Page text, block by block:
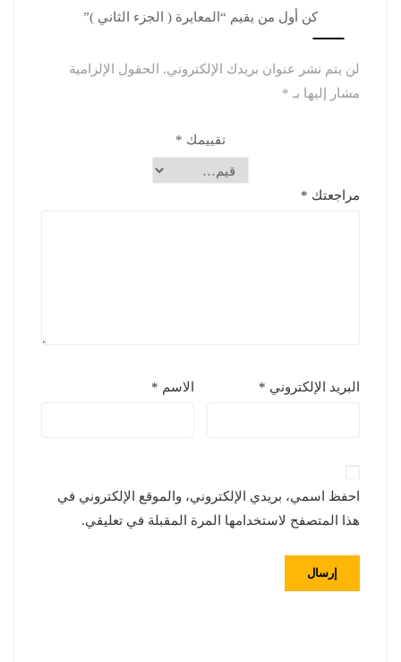
كن أول من يقيم “المعايرة ( الجزء الثاني )”
لن يتم نشر عنوان بريدك الإلكتروني.
الحقول الإلزامية
مشار إليها بـ *
تقييمك *
مراجعتك *
الاسم * البريد الإلكتروني *
احفظ اسمي، بريدي الإلكتروني، والموقع الإلكتروني في
هذا المتصفح لاستخدامها المرة المقبلة في تعليقي.